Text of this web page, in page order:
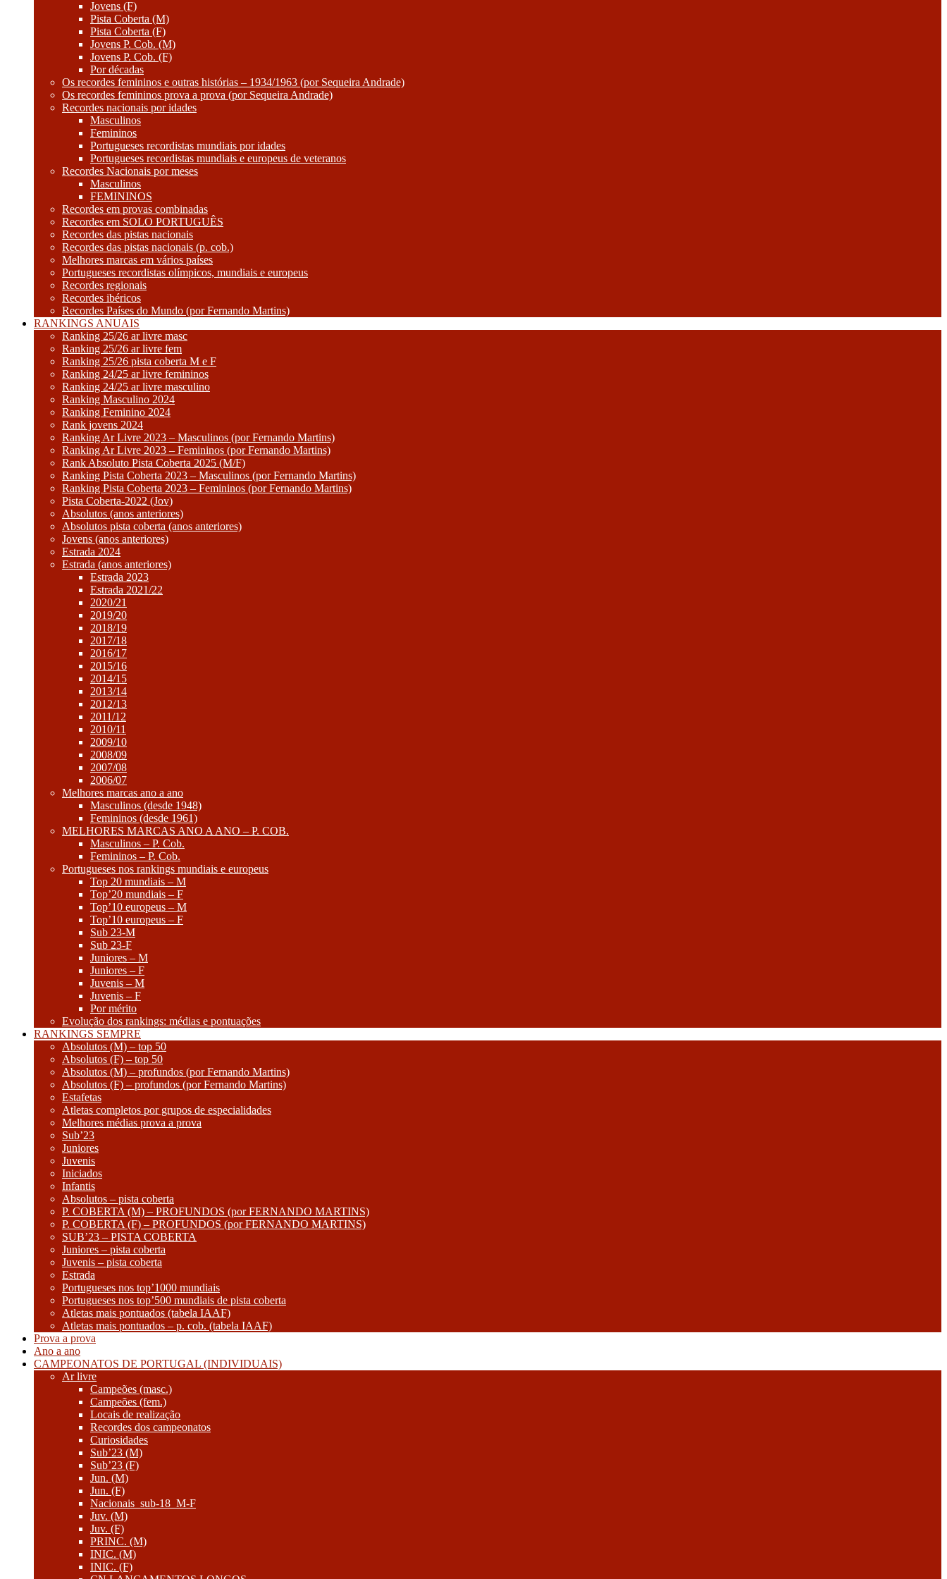
Jovens (F)
Pista Coberta (M)
Pista Coberta (F)
Jovens P. Cob. (M)
Jovens P. Cob. (F)
Por décadas
Os recordes femininos e outras histórias – 1934/1963 (por Sequeira Andrade)
Os recordes femininos prova a prova (por Sequeira Andrade)
Recordes nacionais por idades
Masculinos
Femininos
Portugueses recordistas mundiais por idades
Portugueses recordistas mundiais e europeus de veteranos
Recordes Nacionais por meses
Masculinos
FEMININOS
Recordes em provas combinadas
Recordes em SOLO PORTUGUÊS
Recordes das pistas nacionais
Recordes das pistas nacionais (p. cob.)
Melhores marcas em vários países
Portugueses recordistas olímpicos, mundiais e europeus
Recordes regionais
Recordes ibéricos
Recordes Países do Mundo (por Fernando Martins)
RANKINGS ANUAIS
Ranking 25/26 ar livre masc
Ranking 25/26 ar livre fem
Ranking 25/26 pista coberta M e F
Ranking 24/25 ar livre femininos
Ranking 24/25 ar livre masculino
Ranking Masculino 2024
Ranking Feminino 2024
Rank jovens 2024
Ranking Ar Livre 2023 – Masculinos (por Fernando Martins)
Ranking Ar Livre 2023 – Femininos (por Fernando Martins)
Rank Absoluto Pista Coberta 2025 (M/F)
Ranking Pista Coberta 2023 – Masculinos (por Fernando Martins)
Ranking Pista Coberta 2023 – Femininos (por Fernando Martins)
Pista Coberta-2022 (Jov)
Absolutos (anos anteriores)
Absolutos pista coberta (anos anteriores)
Jovens (anos anteriores)
Estrada 2024
Estrada (anos anteriores)
Estrada 2023
Estrada 2021/22
2020/21
2019/20
2018/19
2017/18
2016/17
2015/16
2014/15
2013/14
2012/13
2011/12
2010/11
2009/10
2008/09
2007/08
2006/07
Melhores marcas ano a ano
Masculinos (desde 1948)
Femininos (desde 1961)
MELHORES MARCAS ANO A ANO – P. COB.
Masculinos – P. Cob.
Femininos – P. Cob.
Portugueses nos rankings mundiais e europeus
Top 20 mundiais – M
Top’20 mundiais – F
Top’10 europeus – M
Top’10 europeus – F
Sub 23-M
Sub 23-F
Juniores – M
Juniores – F
Juvenis – M
Juvenis – F
Por mérito
Evolução dos rankings: médias e pontuações
RANKINGS SEMPRE
Absolutos (M) – top 50
Absolutos (F) – top 50
Absolutos (M) – profundos (por Fernando Martins)
Absolutos (F) – profundos (por Fernando Martins)
Estafetas
Atletas completos por grupos de especialidades
Melhores médias prova a prova
Sub’23
Juniores
Juvenis
Iniciados
Infantis
Absolutos – pista coberta
P. COBERTA (M) – PROFUNDOS (por FERNANDO MARTINS)
P. COBERTA (F) – PROFUNDOS (por FERNANDO MARTINS)
SUB’23 – PISTA COBERTA
Juniores – pista coberta
Juvenis – pista coberta
Estrada
Portugueses nos top’1000 mundiais
Portugueses nos top’500 mundiais de pista coberta
Atletas mais pontuados (tabela IAAF)
Atletas mais pontuados – p. cob. (tabela IAAF)
Prova a prova
Ano a ano
CAMPEONATOS DE PORTUGAL (INDIVIDUAIS)
Ar livre
Campeões (masc.)
Campeões (fem.)
Locais de realização
Recordes dos campeonatos
Curiosidades
Sub’23 (M)
Sub’23 (F)
Jun. (M)
Jun. (F)
Nacionais_sub-18_M-F
Juv. (M)
Juv. (F)
PRINC. (M)
INIC. (M)
INIC. (F)